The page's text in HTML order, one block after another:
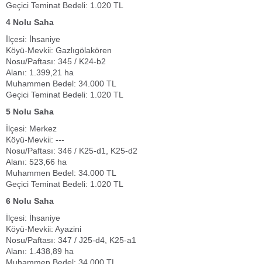
Geçici Teminat Bedeli: 1.020 TL
4 Nolu Saha
İlçesi: İhsaniye
Köyü-Mevkii: Gazlıgölakören
Nosu/Paftası: 345 / K24-b2
Alanı: 1.399,21 ha
Muhammen Bedel: 34.000 TL
Geçici Teminat Bedeli: 1.020 TL
5 Nolu Saha
İlçesi: Merkez
Köyü-Mevkii: ---
Nosu/Paftası: 346 / K25-d1, K25-d2
Alanı: 523,66 ha
Muhammen Bedel: 34.000 TL
Geçici Teminat Bedeli: 1.020 TL
6 Nolu Saha
İlçesi: İhsaniye
Köyü-Mevkii: Ayazini
Nosu/Paftası: 347 / J25-d4, K25-a1
Alanı: 1.438,89 ha